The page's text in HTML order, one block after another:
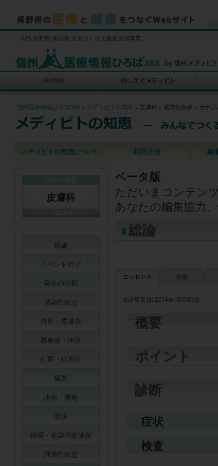
H29 長野県 地域発 元気づくり支援金活用事業
信州医療情報ひろば365 > メディビトの知恵 > 皮膚科 > 感染性疾患 > カポ
メディビトの知恵について 利用方法 編
ベータ版
ただいまコンテン
あなたの編集協力
総論
エッセンス 救急
最終更新日: 2014年12月20日
概要
ポイント
診断
症状
検査
皮膚科
総論
イベントログ
発疹の分類
感染性疾患
湿疹・皮膚炎
蕁麻疹・痒疹
紅斑・紅皮症
紫斑
水疱・膿疱
薬疹
物理・化学的皮膚炎
腫瘍性疾患